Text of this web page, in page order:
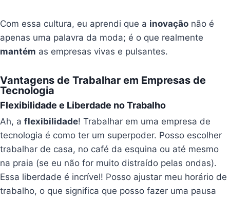
Com essa cultura, eu aprendi que a inovação não é
apenas uma palavra da moda; é o que realmente
mantém as empresas vivas e pulsantes.
Vantagens de Trabalhar em Empresas de
Tecnologia
Flexibilidade e Liberdade no Trabalho
Ah, aflexibilidade! Trabalhar em uma empresa de
tecnologia é como ter um superpoder. Posso escolher
trabalhar de casa, no café da esquina ou até mesmo
na praia (se eu não for muito distraído pelas ondas).
Essa liberdade é incrível! Posso ajustar meu horário de
trabalho, o que significa que posso fazer uma pausa